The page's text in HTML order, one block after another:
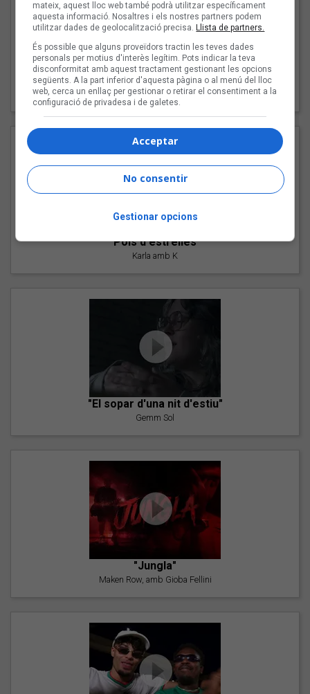
"Les cabres"
94 Rules amb Compte
"Pols d'estrelles"
Karla amb K
"El sopar d'una nit d'estiu"
Gemm Sol
"Jungla"
Maken Row, amb Gioba Fellini
mateix, aquest lloc web també podrà utilitzar específicament
aquesta informació. Nosaltres i els nostres partners podem
utilitzar dades de geolocalització precisa. Llista de partners.
És possible que alguns proveïdors tractin les teves dades
personals per motius d'interès legítim. Pots indicar la teva
disconformitat amb aquest tractament gestionant les opcions
següents. A la part inferior d'aquesta pàgina o al menú del lloc
web, cerca un enllaç per gestionar o retirar el consentiment a la
configuració de privadesa i de galetes.
Acceptar
No consentir
Gestionar opcions